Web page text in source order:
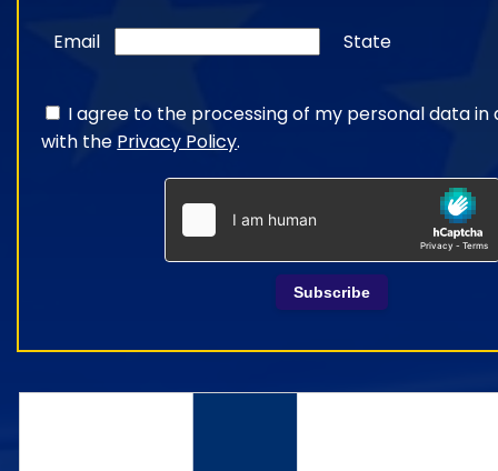
Email State
I agree to the processing of my personal data
with the Privacy Policy.
Subscribe